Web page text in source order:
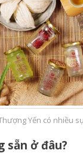
Yến có nhiều
sẵn ở đâu?